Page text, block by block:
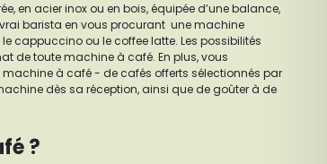
en acier inox ou en bois, équipée d’une balance,
vrai barista en vous procurant une machine
cappuccino ou le coffee latte. Les possibilités
de toute machine à café. En plus, vous
à café - de cafés offerts sélectionnés par
dès sa réception, ainsi que de goûter à de
?